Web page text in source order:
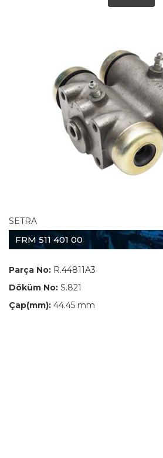
SETRA
FRM 511 401 00
Parça No: R.44811A3
Döküm No: S.821
Çap(mm): 44.45 mm